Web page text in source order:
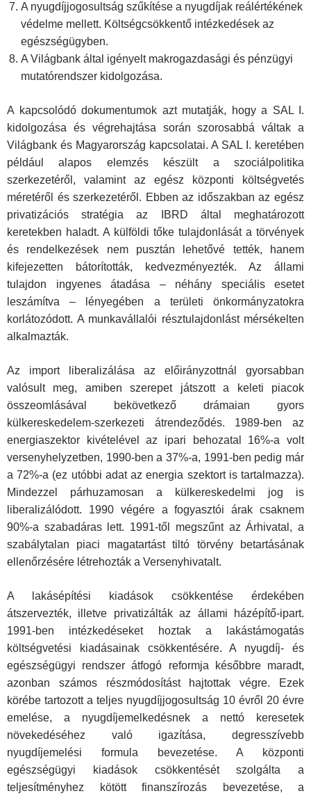
A nyugdíjjogosultság szűkítése a nyugdíjak reálértékének
védelme mellett. Költségcsökkentő intézkedések az
egészségügyben.
A Világbank által igényelt makrogazdasági és pénzügyi
mutatórendszer kidolgozása.
A kapcsolódó dokumentumok azt mutatják, hogy a SAL I.
kidolgozása és végrehajtása során szorosabbá váltak a
Világbank és Magyarország kapcsolatai. A SAL I. keretében
például alapos elemzés készült a szociálpolitika
szerkezetéről, valamint az egész központi költségvetés
méretéről és szerkezetéről. Ebben az időszakban az egész
privatizációs stratégia az IBRD által meghatározott
keretekben haladt. A külföldi tőke tulajdonlását a törvények
és rendelkezések nem pusztán lehetővé tették, hanem
kifejezetten bátorították, kedvezményezték. Az állami
tulajdon ingyenes átadása – néhány speciális esetet
leszámítva – lényegében a területi önkormányzatokra
korlátozódott. A munkavállalói résztulajdonlást mérsékelten
alkalmazták.
Az import liberalizálása az előirányzottnál gyorsabban
valósult meg, amiben szerepet játszott a keleti piacok
összeomlásával bekövetkező drámaian gyors
külkereskedelem-szerkezeti átrendeződés. 1989-ben az
energiaszektor kivételével az ipari behozatal 16%-a volt
versenyhelyzetben, 1990-ben a 37%-a, 1991-ben pedig már
a 72%-a (ez utóbbi adat az energia szektort is tartalmazza).
Mindezzel párhuzamosan a külkereskedelmi jog is
liberalizálódott. 1990 végére a fogyasztói árak csaknem
90%-a szabadáras lett. 1991-től megszűnt az Árhivatal, a
szabálytalan piaci magatartást tiltó törvény betartásának
ellenőrzésére létrehozták a Versenyhivatalt.
A lakásépítési kiadások csökkentése érdekében
átszervezték, illetve privatizálták az állami házépítő-ipart.
1991-ben intézkedéseket hoztak a lakástámogatás
költségvetési kiadásainak csökkentésére. A nyugdíj- és
egészségügyi rendszer átfogó reformja későbbre maradt,
azonban számos részmódosítást hajtottak végre. Ezek
körébe tartozott a teljes nyugdíjjogosultság 10 évről 20 évre
emelése, a nyugdíjemelkedésnek a nettó keresetek
növekedéséhez való igazítása, degresszívebb
nyugdíjemelési formula bevezetése. A központi
egészségügyi kiadások csökkentését szolgálta a
teljesítményhez kötött finanszírozás bevezetése, a